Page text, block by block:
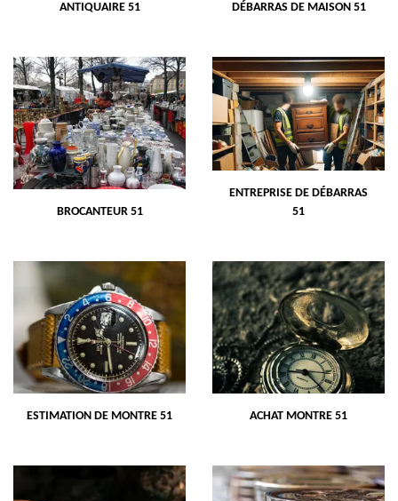
ANTIQUAIRE 51 DÉBARRAS DE MAISON 51
BROCANTEUR 51
ENTREPRISE DE DÉBARRAS
51
ESTIMATION DE MONTRE 51 ACHAT MONTRE 51